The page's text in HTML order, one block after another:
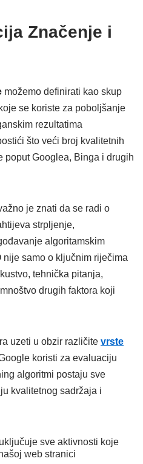
Značenje i
možemo definirati kao skup
se koriste za poboljšanje
rezultatima
što veći broj kvalitetnih
poput Googlea, Binga i drugih
je znati da se radi o
strpljenje,
algoritamskim
samo o ključnim riječima
tehnička pitanja,
drugih faktora koji
uzeti u obzir različite vrste
koristi za evaluaciju
algoritmi postaju sve
kvalitetnog sadržaja i
uključuje sve aktivnosti koje
web stranici